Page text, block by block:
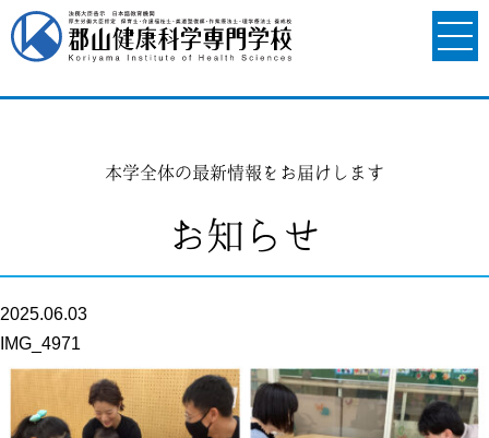
本学全体の最新情報をお届けします
お知らせ
2025.06.03
IMG_4971